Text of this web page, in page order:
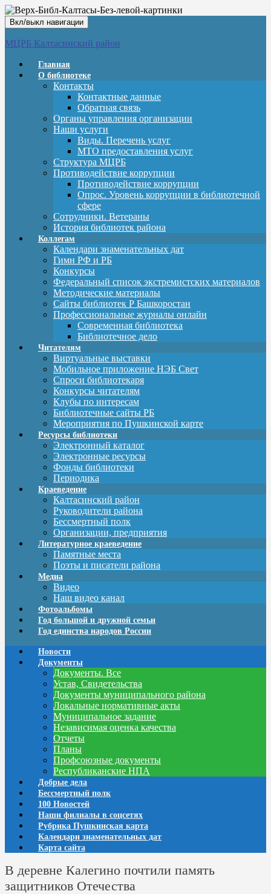
Вкл/выкл навигации
МЦРБ Калтасинский район
Главная
О библиотеке
Контакты
Контактные данные
Обратная связь
Органы управления организации
Наши услуги
Виды. Перечень услуг
МТО предоставления услуг
Структура МЦРБ
Противодействие коррупции
Противодействие коррупции
Опрос. Уровень коррупции в библиотечной
сфере
Сотрудники. Ветераны
История библиотек района
Коллегам
Календари знаменательных дат
Гимн РФ и РБ
Конкурсы
Федеральный список экстремистских материалов
Методические материалы
Сайты библиотек Р Башкоростан
Профессиональные журналы онлайн
Современная библиотека
Библиотечное дело
Читателям
Виртуальные выставки
Мобильное приложение НЭБ Свет
Спроси библиотекаря
Конкурсы читателям
Клубы по интересам
Библиотечные сайты РБ
Мероприятия по Пушкинской карте
Ресурсы библиотеки
Электронный каталог
Электронные ресурсы
Фонды библиотеки
Периодика
Краеведение
Калтасинский район
Руководители района
Бессмертный полк
Организации, предприятия
Литературное краеведение
Памятные места
Поэты и писатели района
Медиа
Видео
Наш видео канал
Фотоальбомы
Год большой и дружной семьи
Год единства народов России
Новости
Документы
Документы. Все
Устав, Свидетельства
Документы муниципального района
Локальные нормативные акты
Муниципальное задание
Независимая оценка качества
Отчеты
Планы
Профсоюзные документы
Республиканские НПА
Добрые дела
Бессмертный полк
100 Новостей
Наши филиалы в соцсетях
Рубрика Пушкинская карта
Календари знаменательных дат
Карта сайта
В деревне Калегино почтили память
защитников Отечества